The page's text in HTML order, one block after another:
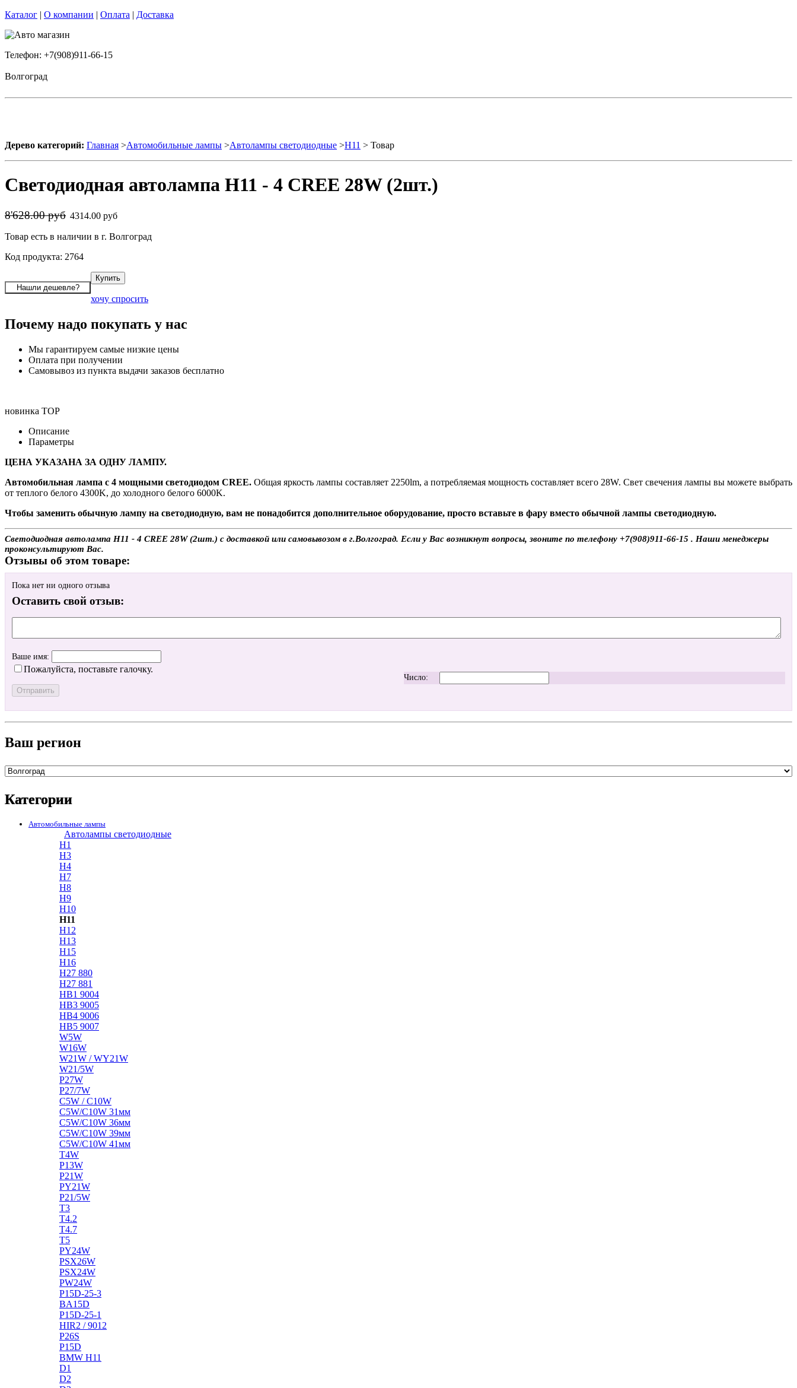
Каталог | О компании | Оплата | Доставка
Телефон: +7(908)911-66-15
Волгоград
Дерево категорий: Главная >Автомобильные лампы >Автолампы светодиодные >H11 > Товар
Светодиодная автолампа H11 - 4 CREE 28W (2шт.)
8'628.00 руб 4314.00 руб
Товар есть в наличии в г. Волгоград
Код продукта: 2764
хочу спросить
Почему надо покупать у нас
Мы гарантируем самые низкие цены
Оплата при получении
Самовывоз из пункта выдачи заказов бесплатно
новинка TOP
Описание
Параметры
ЦЕНА УКАЗАНА ЗА ОДНУ ЛАМПУ.
Автомобильная лампа с 4 мощными светодиодом CREE. Общая яркость лампы составляет 2250lm, а потребляемая мощность составляет всего 28W. Свет свечения лампы вы можете выбрать
от теплого белого 4300K, до холодного белого 6000K.
Чтобы заменить обычную лампу на светодиодную, вам не понадобится дополнительное оборудование, просто вставьте в фару вместо обычной лампы светодиодную.
Светодиодная автолампа H11 - 4 CREE 28W (2шт.) с доставкой или самовывозом в г.Волгоград. Если у Вас возникнут вопросы, звоните по телефону +7(908)911-66-15 . Наши менеджеры
проконсультируют Вас.
Отзывы об этом товаре:
Пока нет ни одного отзыва
Оставить свой отзыв:
Ваше имя:
Пожалуйста, поставьте галочку.
Число:
Ваш регион
Категории
Автомобильные лампы
Автолампы светодиодные
H1
H3
H4
H7
H8
H9
H10
H11
H12
H13
H15
H16
H27 880
H27 881
HB1 9004
HB3 9005
HB4 9006
HB5 9007
W5W
W16W
W21W / WY21W
W21/5W
P27W
P27/7W
C5W / C10W
C5W/C10W 31мм
C5W/C10W 36мм
C5W/C10W 39мм
C5W/C10W 41мм
T4W
P13W
P21W
PY21W
P21/5W
T3
T4.2
T4.7
T5
PY24W
PSX26W
PSX24W
PW24W
P15D-25-3
BA15D
P15D-25-1
HIR2 / 9012
P26S
P15D
BMW H11
D1
D2